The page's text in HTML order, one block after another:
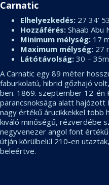
Carnatic
Elhelyezkedés: 27 34’
Hozzáférés: Shaab Abu
Minimum mélység: 17
Maximum mélység: 27
Látótávolság: 30 – 35m
A Carnatic egy 89 méter
faburkolatú, hibrid gőzhajó
ben. 1869. szeptember 12-én
parancsnoksága alatt hajózott
nagy értékű árucikkekkel több
kiváló minőségű, rézverdébe
negyvenezer angol font
útján körülbelül 210-en
beleértve.